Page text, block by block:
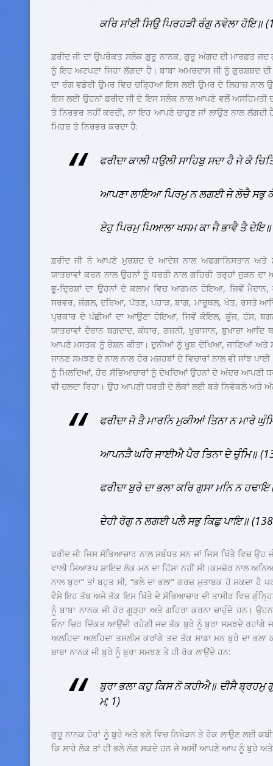
ਕਰਿ ਸਾਂਈ ਸਿਉ ਪਿਰਹੜੀ ਰੰਗੁ ਨਵੇਲਾ ਹੋਇ॥
ਫ਼ਰੀਦ ਜੀ ਦਾ ਉਪਰੋਕਤ ਸਲੋਕ ਗੁਰੂ ਨਾਨਕ, ਗੁਰੂ ਅੰਗਦ ਦੀ ਮਾਰਫ਼ਤ
ਨੂੰ ਇਹ ਅਟਪਟਾ ਜਿਹਾ ਲੱਗਦਾ ਹੈ। ਬਾਬਾ ਅਮਰਦਾਸ ਜੀ ਨੂੰ ਗੁਰਸ਼ਬਦ
ਦਾ ਰੰਗ ਵਡੇਰੀ ਉਮਰ ਵਿਚ ਚੜ੍ਹਿਆ ਇਸ ਲਈ ਉਮਰ ਦੇ ਲਿਹਾਜ਼ ਨਾਲ
ਇਸ ਲਈ ਉਹਨਾਂ ਫ਼ਰੀਦ ਜੀ ਦੇ ਇਸ ਸਲੋਕ ਨਾਲ ਆਪਣੇ ਵਲੋਂ ਅਸਹਿਮਤੀ
ਤੇ ਨਿਰਭਰ ਨਹੀਂ ਕਰਦੀ, ਨਾ ਇਹ ਆਪਣੇ ਚਾਹੁਣ ਜਾਂ ਲਾਉਣ ਨਾਲ ਲੱਗਦੀ
ਮਿਹਰ ਤੇ ਨਿਰਭਰ ਕਰਦਾ ਹੈ:
ਫਰੀਦਾ ਕਾਲੀ ਧਉਲੀ ਸਾਹਿਬੁ ਸਦਾ ਹੈ ਜੇ ਕੋ
ਆਪਣਾ ਲਾਇਆ ਪਿਰਮੁ ਨ ਲਗਈ ਜੇ ਲੋਚੈ ਸਭੁ
ਏਹੁ ਪਿਰਮੁ ਪਿਆਲਾ ਖਸਮ ਕਾ ਜੈ ਭਾਵੈ ਤੈ
ਫ਼ਰੀਦ ਜੀ ਨੇ ਆਪਣੇ ਮੁਰਸ਼ਦ ਦੇ ਆਦੇਸ਼ ਨਾਲ ਅਫਗਾਨਿਸਤਾਨ ਅਤੇ
ਯਾਤਰਾਵਾਂ ਕਰਨ ਨਾਲ ਉਹਨਾਂ ਨੂੰ ਧਰਤੀ ਨਾਲ ਗਹਿਰੀ ਤਰ੍ਹਾਂ ਜੁੜਨ
ਭੂ-ਦ੍ਰਿਸ਼ਾਂ ਦਾ ਉਹਨਾਂ ਦੇ ਕਲਾਮ ਵਿਚ ਆਗਮਨ ਹੋਇਆ, ਜਿਵੇਂ ਮੈਦਾਨ,
ਸਰਵਰ, ਜੰਗਲ, ਦਰਿਆ, ਪੱਤਣ, ਪਹਾੜ, ਬਾਗ, ਮਾਰੂਥਲ, ਖੇਤ, ਰਸਤੇ
ਪ੍ਰਕਾਰ ਦੇ ਪੰਛੀਆਂ ਦਾ ਆਉਣਾ ਹੋਇਆ, ਜਿਵੇਂ ਕੋਇਲ, ਕੂੰਜ, ਹੰਸ,
ਯਾਤਰਾਵਾਂ ਦੌਰਾਨ ਬਗਦਾਦ, ਕੰਧਾਰ, ਗਜ਼ਨੀ, ਖੁਰਾਸਾਨ, ਬੁਖਾਰਾ
ਆਪਣੇ ਮਸਤਕ ਨੂੰ ਰੌਸ਼ਨ ਕੀਤਾ। ਦੁਨੀਆਂ ਨੂੰ ਖੂਬ ਦੇਖਿਆ, ਜਾਣਿਆਂ ਅਤੇ
ਜਾਨਣ ਸਮਝਣ ਦੇ ਨਾਲ ਨਾਲ ਹੋਰ ਮਜ਼ਹਬਾਂ ਦੇ ਵਿਚਾਰਾਂ ਨਾਲ ਵੀ ਸਾਂਝ
ਨੂੰ ਮਿਲਦਿਆਂ, ਹੋਰ ਸੱਭਿਆਚਾਰਾਂ ਨੂੰ ਦੇਖਦਿਆਂ ਉਹਨਾਂ ਦੇ ਅੰਦਰ ਆਪਣੀ
ਵੀ ਚਲਦਾ ਰਿਹਾ। ਉਹ ਆਪਣੀ ਧਰਤੀ ਦੇ ਲੋਕਾਂ ਲਈ ਬੜੇ ਨਿਵੇਕਲੇ ਅਤੇ
ਫਰੀਦਾ ਜੋ ਤੈ ਮਾਰਨਿ ਮੁਕੀਆਂ ਤਿਨਾ ਨ ਮਾਰੇ
ਆਪਨੜੈ ਘਰਿ ਜਾਈਐ ਪੈਰ ਤਿਨਾ ਦੇ ਚੁੰਮਿ॥
ਫਰੀਦਾ ਬੁਰੇ ਦਾ ਭਲਾ ਕਰਿ ਗੁਸਾ ਮਨਿ ਨ
ਦੇਹੀ ਰੋਗੁ ਨ ਲਗਈ ਪਲੈ ਸਭੁ ਕਿਛੁ ਪਾਇ॥
ਫਰੀਦ ਜੀ ਜਿਸ ਸੱਭਿਆਚਾਰ ਨਾਲ ਸਬੰਧਤ ਸਨ ਜਾਂ ਜਿਸ ਖਿੱਤੇ ਵਿਚ
ਵਾਲੀ ਸਿਆਣਪ ਸ਼ਾਇਦ ਲੋਕ-ਮਨ ਦਾ ਹਿੱਸਾ ਨਹੀਂ ਸੀ।ਕਮਜ਼ੋਰ ਨਾਲ
ਨਾਲ ਬੁਰਾ” ਤਾਂ ਬਹੁਤ ਸੀ, “ਭਲੇ ਦਾ ਭਲਾ” ਗਰਜ਼ ਮੁਤਾਬਕ ਹੋ ਸਕਦਾ ਹੈ
ਵੈਸੇ ਇਹ ਤੱਥ ਅਜੇ ਤੱਕ ਇਸ ਖਿੱਤੇ ਦੇ ਸੱਭਿਆਚਾਰ ਦੀ ਤਾਸੀਰ ਵਿਚ
ਨੂੰ ਬਾਬਾ ਨਾਨਕ ਜੀ ਹੋਰ ਗੂੜ੍ਹਾ ਅਤੇ ਗਹਿਰਾ ਕਰਨਾ ਚਾਹੁੰਦੇ ਹਨ।
ਓਨਾ ਚਿਰ ਦਿੱਕਤ ਆਉਂਦੀ ਰਹੇਗੀ ਜਦ ਤੱਕ ਬੁਰੇ ਨੂੰ ਬੁਰਾ ਸਮਝਦੇ
ਅਲਹਿਦਾ ਅਲਹਿਦਾ ਤਸਲੀਮ ਕਰਾਂਗੇ ਤਦ ਤੱਕ ਸਾਡਾ ਮਨ ਬੁਰੇ ਦਾ
ਬਾਬਾ ਨਾਨਕ ਜੀ ਬੁਰੇ ਨੂੰ ਬੁਰਾ ਸਮਝਣ ਤੇ ਹੀ ਰੋਕ ਲਾਉਂਦੇ ਹਨ:
ਬੁਰਾ ਭਲਾ ਕਹੁ ਕਿਸ ਨੋ ਕਹੀਐ॥ ਦੀਸੈ ਬ੍ਰਹਮੁ
ਮ; 1)
ਗੁਰੂ ਨਾਨਕ ਹੋਰਾਂ ਨੂੰ ਬੁਰੇ ਅਤੇ ਭਲੇ ਵਿਚ ਨਿਖੇੜਨ ਤੇ ਰੋਕ ਲਾਉਣ ਲਈ
ਕਿ ਸਾਰੇ ਲੋਕ ਤਾਂ ਹੀ ਭਲੇ ਲੱਗ ਸਕਦੇ ਹਨ ਜੇ ਅਸੀਂ ਆਪਣੇ ਆਪ ਨੂੰ ਬੁਰੇ